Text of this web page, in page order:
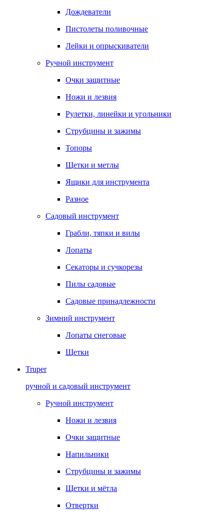
Дождеватели
Пистолеты поливочные
Лейки и опрыскиватели
Ручной инструмент
Очки защитные
Ножи и лезвия
Рулетки, линейки и угольники
Струбцины и зажимы
Топоры
Щетки и метлы
Ящики для инструмента
Разное
Садовый инструмент
Грабли, тяпки и вилы
Лопаты
Секаторы и сучкорезы
Пилы садовые
Садовые принадлежности
Зимний инструмент
Лопаты снеговые
Щетки
Truper
ручной и садовый инструмент
Ручной инструмент
Ножи и лезвия
Очки защитные
Напильники
Струбцины и зажимы
Щетки и мётла
Отвертки